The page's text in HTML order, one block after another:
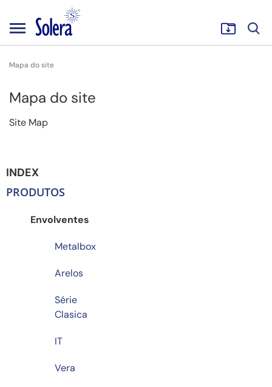
Mapa do site
Mapa do site
Site Map
INDEX
PRODUTOS
Envolventes
Metalbox
Arelos
Série
Clasica
IT
Vera